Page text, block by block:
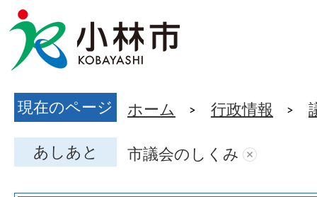
現在のページ ホーム 行政情報
あしあと 市議会のしくみ